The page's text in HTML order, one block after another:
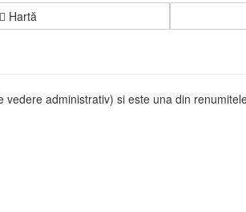
Hartă
administrativ) si este una din